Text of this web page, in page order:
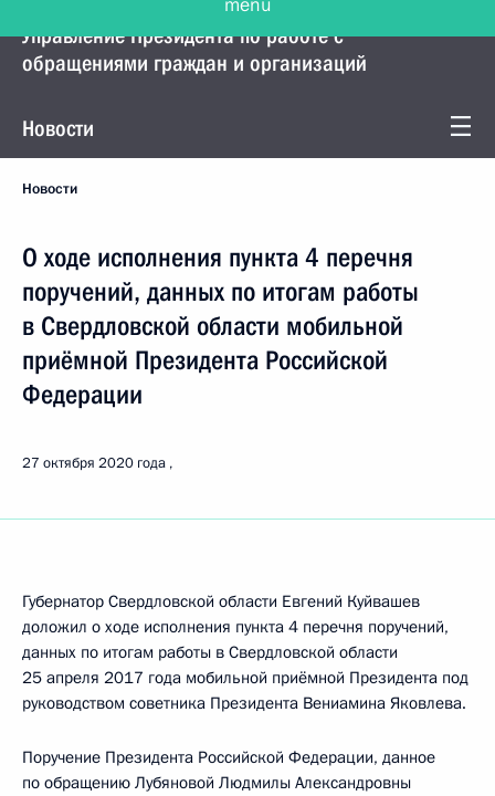
Управление Президента по работе с
обращениями граждан и организаций
Новости
Новости
О ходе исполнения пункта 4 перечня
поручений, данных по итогам работы
в Свердловской области мобильной
приёмной Президента Российской
Федерации
27 октября 2020 года
Губернатор Свердловской области Евгений Куйвашев
доложил о ходе исполнения пункта 4 перечня поручений,
данных по итогам работы в Свердловской области
25 апреля 2017 года мобильной приёмной Президента под
руководством советника Президента Вениамина Яковлева.
Поручение Президента Российской Федерации, данное
по обращению Лубяновой Людмилы Александровны